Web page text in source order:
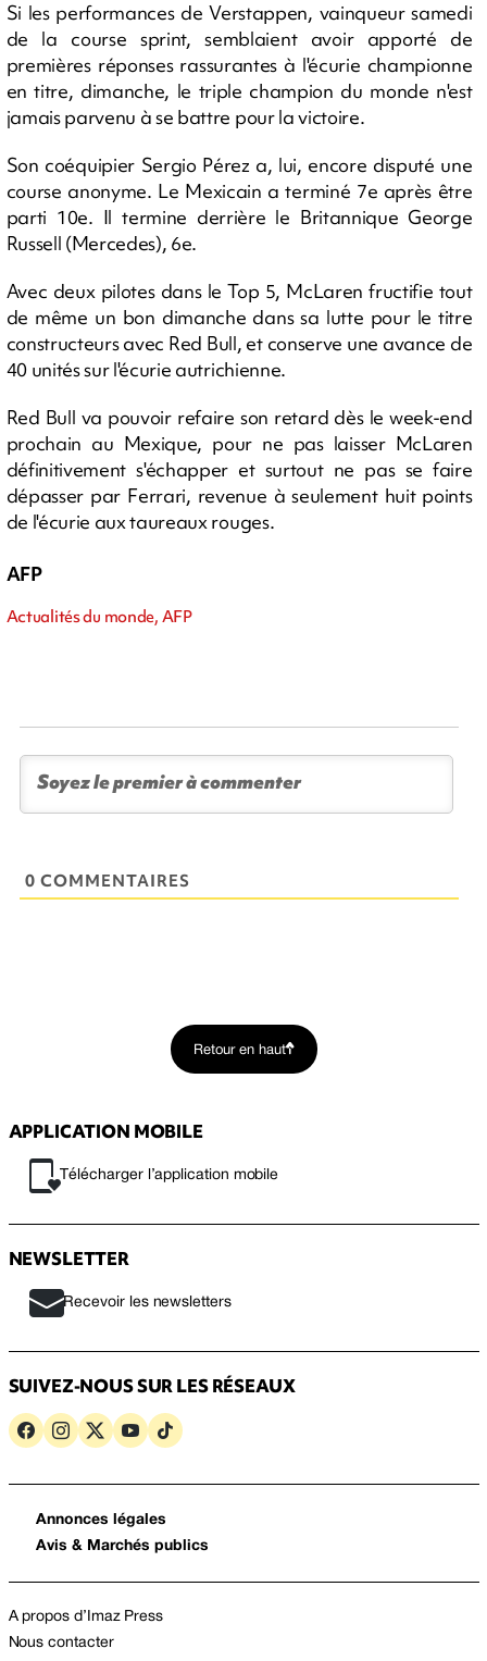
Si les performances de Verstappen, vainqueur samedi
de la course sprint, semblaient avoir apporté de
premières réponses rassurantes à l'écurie championne
en titre, dimanche, le triple champion du monde n'est
jamais parvenu à se battre pour la victoire.
Son coéquipier Sergio Pérez a, lui, encore disputé une
course anonyme. Le Mexicain a terminé 7e après être
parti 10e. Il termine derrière le Britannique George
Russell (Mercedes), 6e.
Avec deux pilotes dans le Top 5, McLaren fructifie tout
de même un bon dimanche dans sa lutte pour le titre
constructeurs avec Red Bull, et conserve une avance de
40 unités sur l'écurie autrichienne.
Red Bull va pouvoir refaire son retard dès le week-end
prochain au Mexique, pour ne pas laisser McLaren
définitivement s'échapper et surtout ne pas se faire
dépasser par Ferrari, revenue à seulement huit points
de l'écurie aux taureaux rouges.
AFP
Actualités du monde, AFP
0 COMMENTAIRES
Retour en haut
APPLICATION MOBILE
Télécharger l’application mobile
NEWSLETTER
Recevoir les newsletters
SUIVEZ-NOUS SUR LES RÉSEAUX
Annonces légales
Avis & Marchés publics
A propos d’Imaz Press
Nous contacter